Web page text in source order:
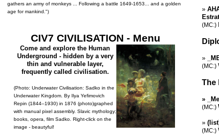
gathers an army of monkeys ... Following a battle 1649-1653... and a golden
age for mankind.")
CIV7 CIVILISATION - Menu
Come and explore the Human
Underground - hidden by a very
thin and vulnerable layer,
frequently called civilisation.
(Photo: Underwater Civilisation: Sadko in the
Underwater Kingdom. By Ilya Yefimovich
Repin (1844–1930) in 1876 (photo)graphed
with manual pixel assembly. Slavic mythology;
books, opera, film Sadko. Right-click on the
image - beautyful!
»
(MC:)
»
(MC:)
The
»
(MC:)
»
(MC:)